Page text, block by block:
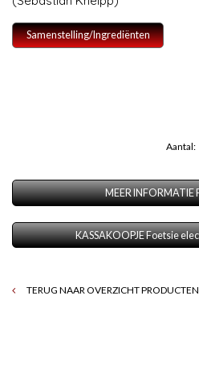
Samenstelling/Ingrediënten
Aantal:
MEER
KASSAKOOPJE Foetsie
TERUG NAAR OVERZICHT PRODUCTEN